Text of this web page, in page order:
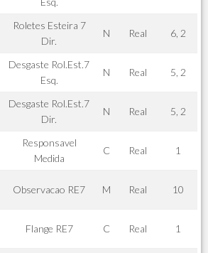
Roletes Esteira 7
Dir.
N Real 6, 2
Desgaste Rol.Est.7
Esq.
N Real 5, 2
Desgaste Rol.Est.7
Dir.
N Real 5, 2
Responsavel
Medida
C Real 1
Observacao RE7 M Real 10
Flange RE7 C Real 1